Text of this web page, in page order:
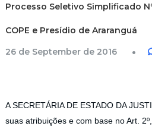
Processo Seletivo Simplificado Nº
COPE e Presídio de Araranguá
26 de September de 2016
A SECRETÁRIA DE ESTADO DA
suas atribuições e com base no Art.